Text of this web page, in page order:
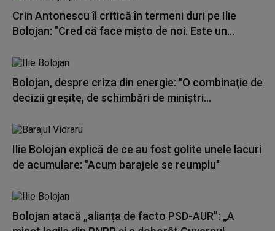
Crin Antonescu îl critică în termeni duri pe Ilie
Bolojan: "Cred că face mișto de noi. Este un...
Bolojan, despre criza din energie: "O combinaţie de
decizii greşite, de schimbări de miniştri...
Ilie Bolojan explică de ce au fost golite unele lacuri
de acumulare: "Acum barajele se reumplu"
Bolojan atacă „alianța de facto PSD-AUR”: „A